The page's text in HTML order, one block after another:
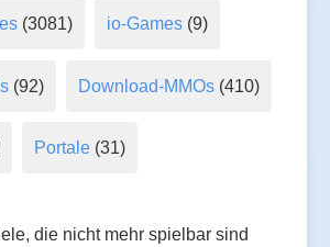
(3081) io-Games (9)
(92) Download-MMOs (410)
Portale (31)
die nicht mehr spielbar sind